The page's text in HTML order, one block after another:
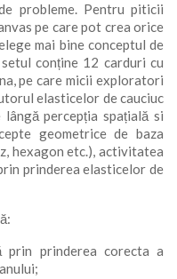
probleme. Pentru piticii
pe care pot crea orice
mai bine conceptul de
conține 12 carduri cu
pe care micii exploratori
elasticelor de cauciuc
percepția spațială si
geometrice de baza
hexagon etc.), activitatea
prinderea elasticelor de
prinderea corecta a